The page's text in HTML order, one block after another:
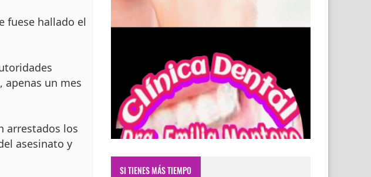
fuese hallado el
apenas un mes
arrestados los
asesinato y
SI TIENES MÁS TIEMPO